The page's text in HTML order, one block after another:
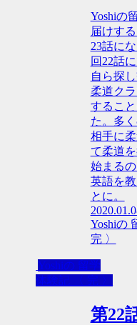
Yoshiの
届けす
23話に
回22話
自ら探
柔道ク
するこ
た。多
相手に
て柔道
始まる
英語を
とに。
Yoshiの
完 〉
Yoshiの 留学
体験記 〈 完 〉
第22